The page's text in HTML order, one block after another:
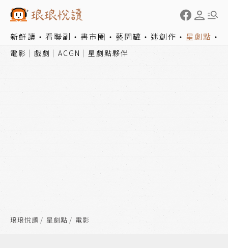
新鮮讀 看聯副 書市圈 藝開罐 迷創作 星劇點
電影 戲劇 ACGN 星劇點夥伴
琅琅悅讀 星劇點 電影